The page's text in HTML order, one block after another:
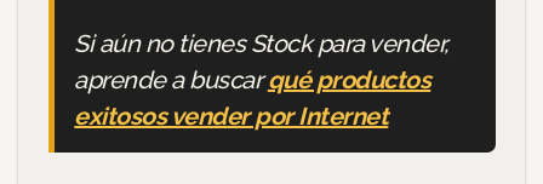
Si aún no tienes Stock para vender,
aprende a buscarqué productos
exitosos vender por Internet